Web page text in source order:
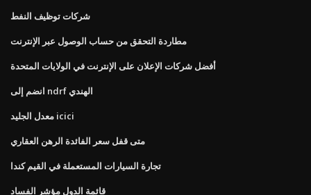
شركات توظيف النفط
مطاردة التحقق من حساب الوصول عبر الإنترنت
أفضل شركات الإعلان على الإنترنت في الولايات المتحدة
انضم إلى ndrf الهندي
معدل الجليد icici
متى قفل سعر الفائدة الرهن العقاري
تجارة السيارات المستعملة في القيم كندا
قائمة الدول مؤشر الفساد